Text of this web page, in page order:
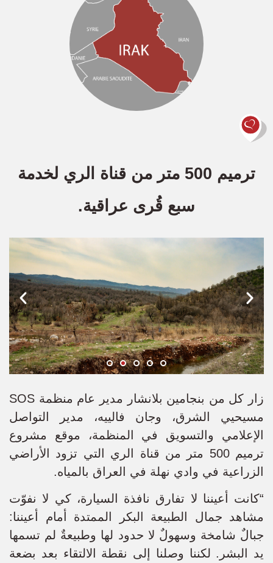
ترميم 500 متر من قناة الري لخدمة
سبع قُرى عراقية.
زار كل من بنجامين بلانشار مدير عام منظمة SOS
مسيحيي الشرق، وجان فالييه، مدير التواصل
الإعلامي والتسويق في المنظمة، موقع مشروع
ترميم 500 متر من قناة الري التي تزود الأراضي
الزراعية في وادي نهلة في العراق بالمياه.
“كانت أعيننا لا تفارق نافذة السيارة، كي لا نفوّت
مشاهد جمال الطبيعة البكر الممتدة أمام أعيننا:
جبالٌ شامخة وسهولٌ لا حدود لها وطبيعةٌ لم تسمها
يد البشر. لكننا وصلنا إلى نقطة الالتقاء بعد بضعة